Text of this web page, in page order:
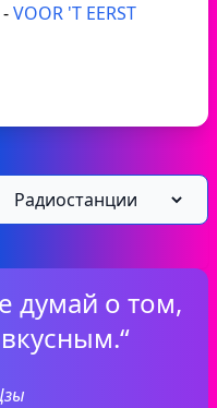
-VOOR 'T EERST
думай о том,